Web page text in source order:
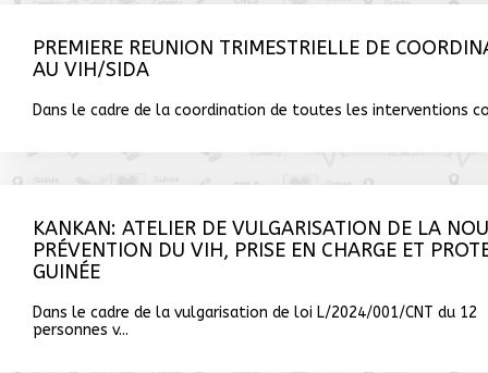
PREMIERE REUNION TRIMESTRIELLE DE
AU VIH/SIDA
Dans le cadre de la coordination de toutes les interventions
KANKAN: ATELIER DE VULGARISATION DE LA
PRÉVENTION DU VIH, PRISE EN CHARGE ET
GUINÉE
Dans le cadre de la vulgarisation de loi L/2024/001/CNT du
personnes v...